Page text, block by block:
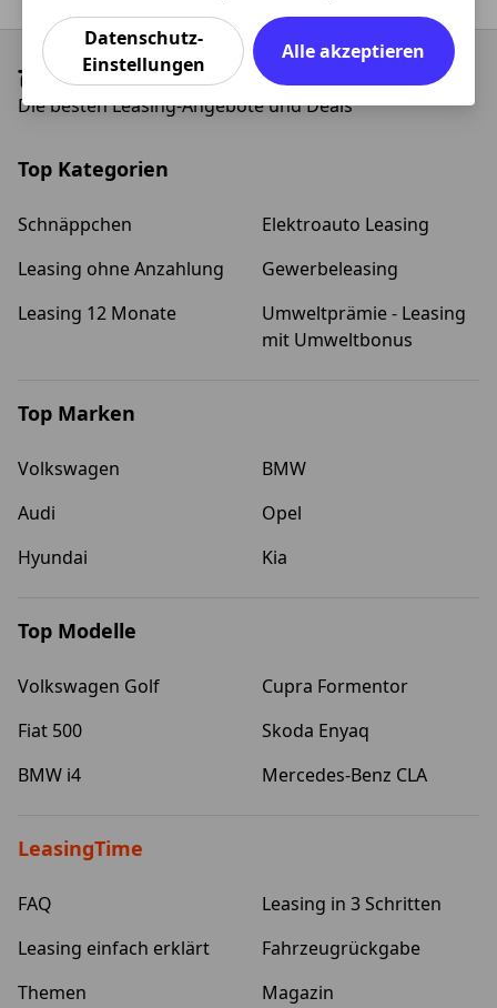
Die besten Leasing-Angebote und Deals
Top Kategorien
Schnäppchen
Elektroauto Leasing
Leasing ohne Anzahlung
Gewerbeleasing
Leasing 12 Monate
Umweltprämie - Leasing
mit Umweltbonus
Top Marken
Volkswagen
BMW
Audi
Opel
Hyundai
Kia
Top Modelle
Volkswagen Golf
Cupra Formentor
Fiat 500
Skoda Enyaq
BMW i4
Mercedes-Benz CLA
LeasingTime
FAQ
Leasing in 3 Schritten
Leasing einfach erklärt
Fahrzeugrückgabe
Themen
Magazin
Datenschutz-
Einstellungen
Alle akzeptieren